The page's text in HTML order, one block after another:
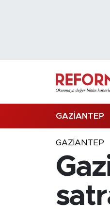
GAZİANTEP
GAZIANTEP
Trafik Durumu
Süper Lig Puan
Son Dakika